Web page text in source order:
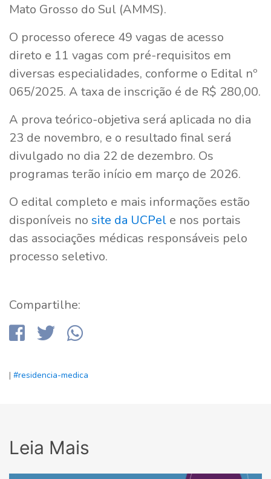
Mato Grosso do Sul (AMMS).
O processo oferece 49 vagas de acesso
direto e 11 vagas com pré-requisitos em
diversas especialidades, conforme o Edital nº
065/2025. A taxa de inscrição é de R$ 280,00.
A prova teórico-objetiva será aplicada no dia
23 de novembro, e o resultado final será
divulgado no dia 22 de dezembro. Os
programas terão início em março de 2026.
O edital completo e mais informações estão
disponíveis no site da UCPel e nos portais
das associações médicas responsáveis pelo
processo seletivo.
Compartilhe:
| #residencia-medica
Leia Mais